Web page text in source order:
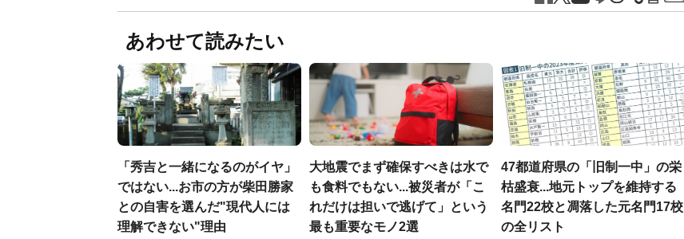
あわせて読みたい
「秀吉と一緒になるのがイヤ」
ではない...お市の方が柴田勝家
との自害を選んだ"現代人には
理解できない"理由
大地震でまず確保すべきは水で
も食料でもない...被災者が「こ
れだけは担いで逃げて」という
最も重要なモノ2選
47都道府県の「旧制一中」の栄
枯盛衰...地元トップを維持する
名門22校と凋落した元名門17校
の全リスト